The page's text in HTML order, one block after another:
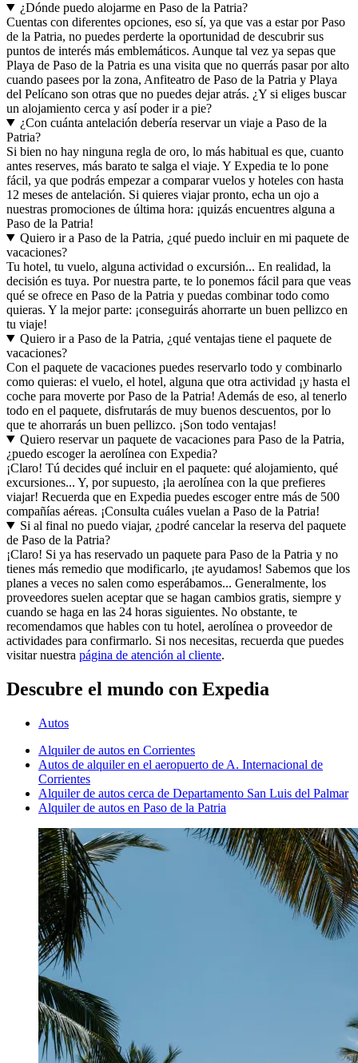
¿Dónde puedo alojarme en Paso de la Patria?
Cuentas con diferentes opciones, eso sí, ya que vas a estar por Paso
de la Patria, no puedes perderte la oportunidad de descubrir sus
puntos de interés más emblemáticos. Aunque tal vez ya sepas que
Playa de Paso de la Patria es una visita que no querrás pasar por alto
cuando pasees por la zona, Anfiteatro de Paso de la Patria y Playa
del Pelícano son otras que no puedes dejar atrás. ¿Y si eliges buscar
un alojamiento cerca y así poder ir a pie?
¿Con cuánta antelación debería reservar un viaje a Paso de la
Patria?
Si bien no hay ninguna regla de oro, lo más habitual es que, cuanto
antes reserves, más barato te salga el viaje. Y Expedia te lo pone
fácil, ya que podrás empezar a comparar vuelos y hoteles con hasta
12 meses de antelación. Si quieres viajar pronto, echa un ojo a
nuestras promociones de última hora: ¡quizás encuentres alguna a
Paso de la Patria!
Quiero ir a Paso de la Patria, ¿qué puedo incluir en mi paquete de
vacaciones?
Tu hotel, tu vuelo, alguna actividad o excursión... En realidad, la
decisión es tuya. Por nuestra parte, te lo ponemos fácil para que veas
qué se ofrece en Paso de la Patria y puedas combinar todo como
quieras. Y la mejor parte: ¡conseguirás ahorrarte un buen pellizco en
tu viaje!
Quiero ir a Paso de la Patria, ¿qué ventajas tiene el paquete de
vacaciones?
Con el paquete de vacaciones puedes reservarlo todo y combinarlo
como quieras: el vuelo, el hotel, alguna que otra actividad ¡y hasta el
coche para moverte por Paso de la Patria! Además de eso, al tenerlo
todo en el paquete, disfrutarás de muy buenos descuentos, por lo
que te ahorrarás un buen pellizco. ¡Son todo ventajas!
Quiero reservar un paquete de vacaciones para Paso de la Patria,
¿puedo escoger la aerolínea con Expedia?
¡Claro! Tú decides qué incluir en el paquete: qué alojamiento, qué
excursiones... Y, por supuesto, ¡la aerolínea con la que prefieres
viajar! Recuerda que en Expedia puedes escoger entre más de 500
compañías aéreas. ¡Consulta cuáles vuelan a Paso de la Patria!
Si al final no puedo viajar, ¿podré cancelar la reserva del paquete
de Paso de la Patria?
¡Claro! Si ya has reservado un paquete para Paso de la Patria y no
tienes más remedio que modificarlo, ¡te ayudamos! Sabemos que los
planes a veces no salen como esperábamos... Generalmente, los
proveedores suelen aceptar que se hagan cambios gratis, siempre y
cuando se haga en las 24 horas siguientes. No obstante, te
recomendamos que hables con tu hotel, aerolínea o proveedor de
actividades para confirmarlo. Si nos necesitas, recuerda que puedes
visitar nuestra página de atención al cliente.
Descubre el mundo con Expedia
Autos
Alquiler de autos en Corrientes
Autos de alquiler en el aeropuerto de A. Internacional de
Corrientes
Alquiler de autos cerca de Departamento San Luis del Palmar
Alquiler de autos en Paso de la Patria